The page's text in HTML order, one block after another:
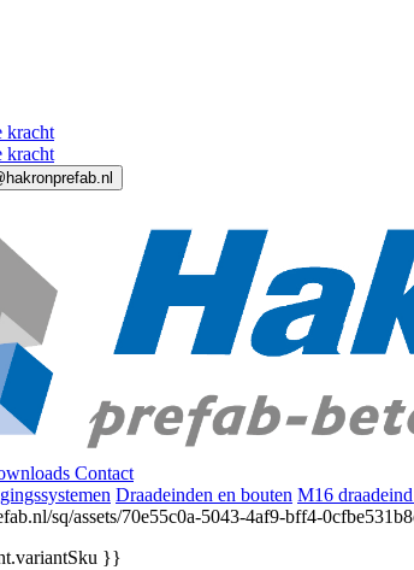
kracht
kracht
Contact
Draadeinden en bouten M16
}}